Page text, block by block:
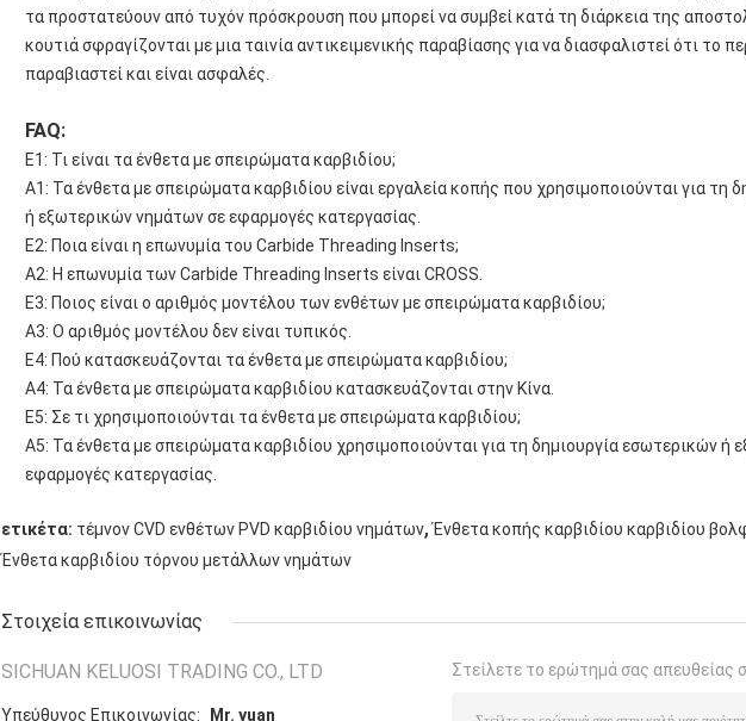
τα προστατεύουν από τυχόν πρόσκρουση που μπορεί να συμβεί κατά τη διάρκεια της
κουτιά σφραγίζονται με μια ταινία αντικειμενικής παραβίασης για να διασφαλιστεί ότι το
παραβιαστεί και είναι ασφαλές.
FAQ:
Ε1: Τι είναι τα ένθετα με σπειρώματα καρβιδίου;
A1: Τα ένθετα με σπειρώματα καρβιδίου είναι εργαλεία κοπής που χρησιμοποιούνται για τη
ή εξωτερικών νημάτων σε εφαρμογές κατεργασίας.
Ε2: Ποια είναι η επωνυμία του Carbide Threading Inserts;
A2: Η επωνυμία των Carbide Threading Inserts είναι CROSS.
Ε3: Ποιος είναι ο αριθμός μοντέλου των ενθέτων με σπειρώματα καρβιδίου;
A3: Ο αριθμός μοντέλου δεν είναι τυπικός.
Ε4: Πού κατασκευάζονται τα ένθετα με σπειρώματα καρβιδίου;
A4: Τα ένθετα με σπειρώματα καρβιδίου κατασκευάζονται στην Κίνα.
Ε5: Σε τι χρησιμοποιούνται τα ένθετα με σπειρώματα καρβιδίου;
A5: Τα ένθετα με σπειρώματα καρβιδίου χρησιμοποιούνται για τη δημιουργία εσωτερικών ή
εφαρμογές κατεργασίας.
ετικέτα: τέμνον CVD ενθέτων PVD καρβιδίου νημάτων, Ένθετα κοπής καρβιδίου καρβιδίου
Ένθετα καρβιδίου τόρνου μετάλλων νημάτων
Στοιχεία επικοινωνίας
SICHUAN KELUOSI TRADING CO., LTD
Υπεύθυνος Επικοινωνίας: Mr. yuan
Στείλετε το ερώτημά σας απευθείας